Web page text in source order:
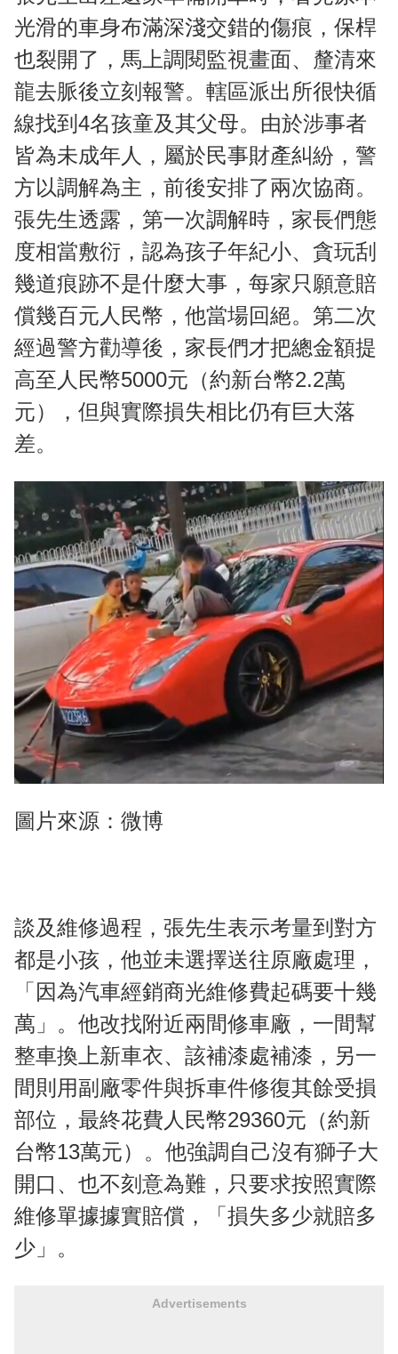
光滑的車身布滿深淺交錯的傷痕，保桿
也裂開了，馬上調閱監視畫面、釐清來
龍去脈後立刻報警。轄區派出所很快循
線找到4名孩童及其父母。由於涉事者
皆為未成年人，屬於民事財產糾紛，警
方以調解為主，前後安排了兩次協商。
張先生透露，第一次調解時，家長們態
度相當敷衍，認為孩子年紀小、貪玩刮
幾道痕跡不是什麼大事，每家只願意賠
償幾百元人民幣，他當場回絕。第二次
經過警方勸導後，家長們才把總金額提
高至人民幣5000元（約新台幣2.2萬
元），但與實際損失相比仍有巨大落
差。
圖片來源：微博
談及維修過程，張先生表示考量到對方
都是小孩，他並未選擇送往原廠處理，
「因為汽車經銷商光維修費起碼要十幾
萬」。他改找附近兩間修車廠，一間幫
整車換上新車衣、該補漆處補漆，另一
間則用副廠零件與拆車件修復其餘受損
部位，最終花費人民幣29360元（約新
台幣13萬元）。他強調自己沒有獅子大
開口、也不刻意為難，只要求按照實際
維修單據據實賠償，「損失多少就賠多
少」。
Advertisements